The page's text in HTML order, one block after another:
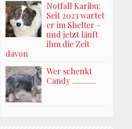
Notfall Karibu:
Seit 2023 wartet
er im Shelter –
und jetzt läuft
ihm die Zeit
davon
Wer schenkt
Candy ............